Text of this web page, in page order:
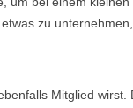
zu
Mitglied